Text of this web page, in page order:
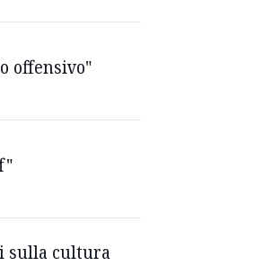
offensivo"
sulla cultura